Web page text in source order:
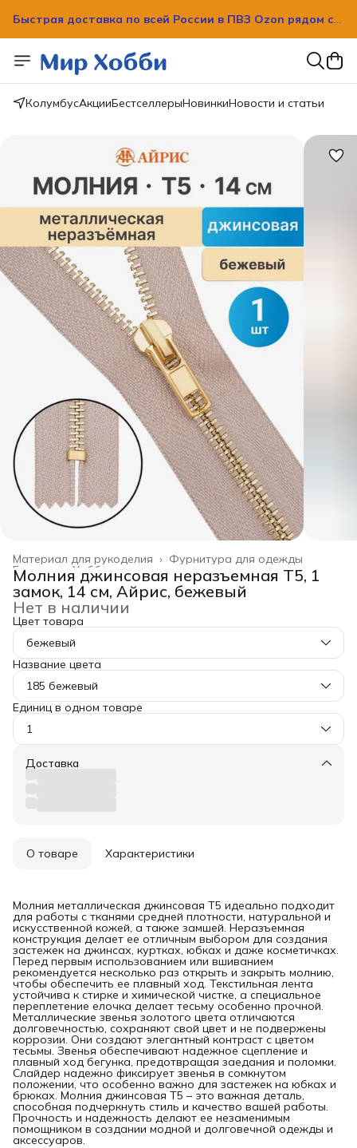
Быстрая доставка по всей России в ПВЗ Ozon рядом с
вашим домом!
Быстрая доставка по всей России в ПВЗ Ozon рядом с
вашим домом!
КолумбусАкцииБестселлерыНовинкиНовости и статьи
Фурнитура для одежды
Материал для рукоделия ›
Хобби и творчество
Главная ›
Молния джинсовая неразъемная Т5, 1
замок, 14 см, Айрис, бежевый
Нет в наличии
Цвет товара
бежевый
Название цвета
185 бежевый
Единиц в одном товаре
1
Доставка
О товаре Характеристики
Молния металлическая джинсовая T5 идеально подходит
для работы с тканями средней плотности, натуральной и
искусственной кожей, а также замшей. Неразъемная
конструкция делает ее отличным выбором для создания
застежек на джинсах, куртках, юбках и даже косметичках.
Перед первым использованием или вшиванием
рекомендуется несколько раз открыть и закрыть молнию,
чтобы обеспечить ее плавный ход. Текстильная лента
устойчива к стирке и химической чистке, а специальное
переплетение елочка делает тесьму особенно прочной.
Металлические звенья золотого цвета отличаются
долговечностью, сохраняют свой цвет и не подвержены
коррозии. Они создают элегантный контраст с цветом
тесьмы. Звенья обеспечивают надежное сцепление и
плавный ход бегунка, предотвращая заедания и поломки.
Слайдер надежно фиксирует звенья в сомкнутом
положении, что особенно важно для застежек на юбках и
брюках. Молния джинсовая T5 – это важная деталь,
способная подчеркнуть стиль и качество вашей работы.
Прочность и надежность делают ее незаменимым
помощником в создании модной и долговечной одежды и
аксессуаров.